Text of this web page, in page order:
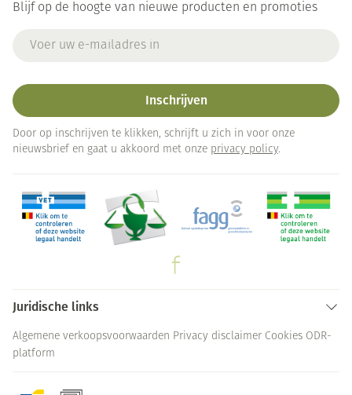
Blijf op de hoogte van nieuwe producten en promoties
Inschrijven
Door op inschrijven te klikken, schrijft u zich in voor onze
nieuwsbrief en gaat u akkoord met onze privacy policy.
Juridische links
Algemene verkoopsvoorwaarden Privacy disclaimer Cookies ODR-
platform